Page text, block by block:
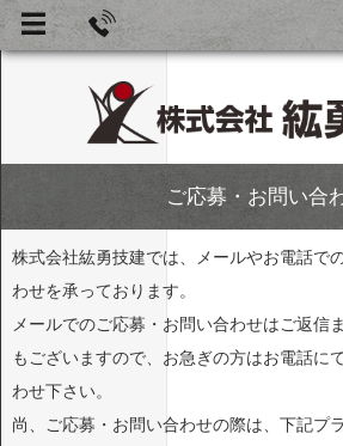
ご応募・お問い合
株式会社紘勇技建では、メールやお電話で
わせを承っております。
メールでのご応募・お問い合わせはご返信
もございますので、お急ぎの方はお電話に
わせ下さい。
尚、ご応募・お問い合わせの際は、下記プ